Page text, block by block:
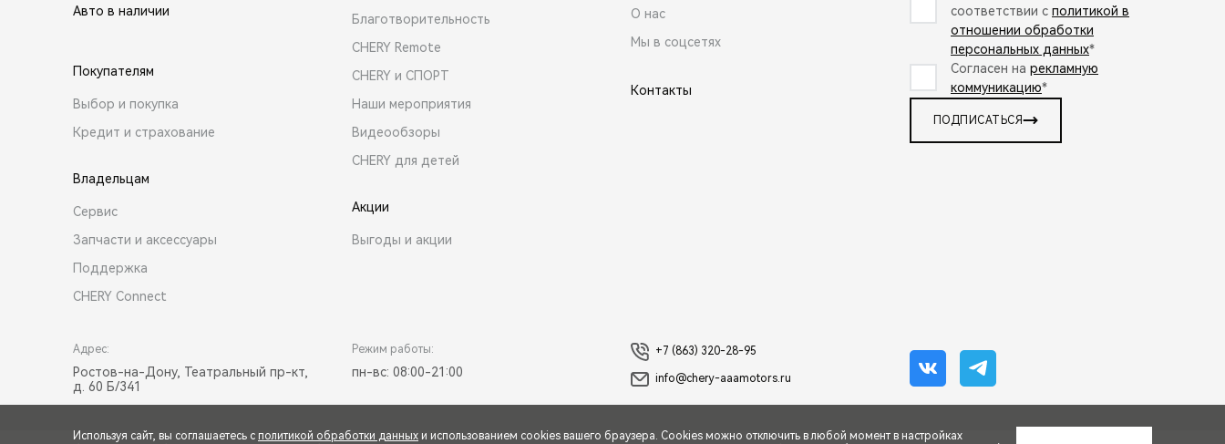
Авто в наличии
Покупателям
Выбор и покупка
Кредит и страхование
Владельцам
Сервис
Запчасти и аксессуары
Поддержка
CHERY Connect
Благотворительность
CHERY Remote
CHERY и СПОРТ
Наши мероприятия
Видеообзоры
CHERY для детей
Акции
Выгоды и акции
О нас
Мы в соцсетях
Контакты
соответствии с политикой в
отношении обработки
персональных данных*
Согласен на рекламную
коммуникацию*
ПОДПИСАТЬСЯ
Адрес:
Ростов-на-Дону, Театральный пр-кт,
д. 60 Б/341
Режим работы:
пн-вс: 08:00-21:00
+7 (863) 320-28-95
info@chery-aaamotors.ru
Используя сайт, вы соглашаетесь с политикой обработки данных и использованием cookies вашего браузера. Cookies можно отключить в любой момент в настройках